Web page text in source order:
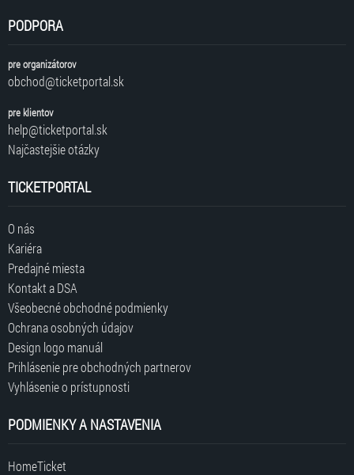
PODPORA
pre organizátorov
obchod@ticketportal.sk
pre klientov
help@ticketportal.sk
Najčastejšie otázky
TICKETPORTAL
O nás
Kariéra
Predajné miesta
Kontakt a DSA
Všeobecné obchodné podmienky
Ochrana osobných údajov
Design logo manuál
Prihlásenie pre obchodných partnerov
Vyhlásenie o prístupnosti
PODMIENKY A NASTAVENIA
HomeTicket